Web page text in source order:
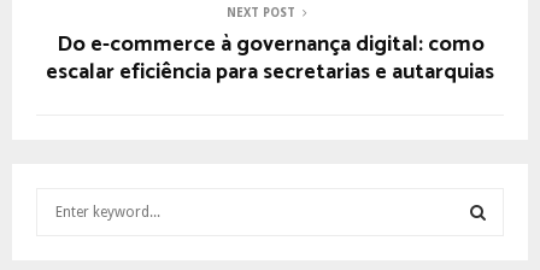
NEXT POST
Do e-commerce à governança digital: como
escalar eficiência para secretarias e autarquias